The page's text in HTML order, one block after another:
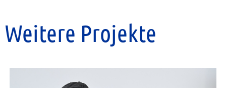
Weitere Projekte